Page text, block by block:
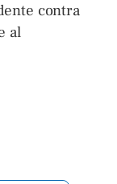
contra
al